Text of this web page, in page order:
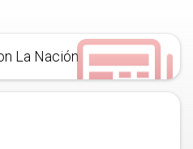
La Nación